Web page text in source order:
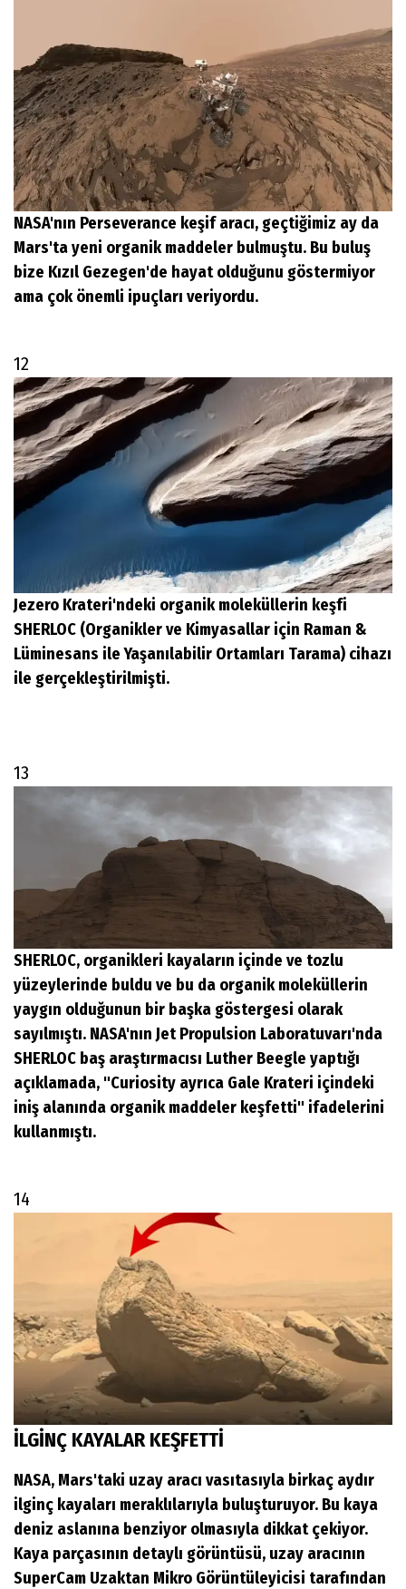
NASA'nın Perseverance keşif aracı, geçtiğimiz ay da
Mars'ta yeni organik maddeler bulmuştu. Bu buluş
bize Kızıl Gezegen'de hayat olduğunu göstermiyor
ama çok önemli ipuçları veriyordu.
12
Jezero Krateri'ndeki organik moleküllerin keşfi
SHERLOC (Organikler ve Kimyasallar için Raman &
Lüminesans ile Yaşanılabilir Ortamları Tarama) cihazı
ile gerçekleştirilmişti.
13
SHERLOC, organikleri kayaların içinde ve tozlu
yüzeylerinde buldu ve bu da organik moleküllerin
yaygın olduğunun bir başka göstergesi olarak
sayılmıştı. NASA'nın Jet Propulsion Laboratuvarı'nda
SHERLOC baş araştırmacısı Luther Beegle yaptığı
açıklamada, "Curiosity ayrıca Gale Krateri içindeki
iniş alanında organik maddeler keşfetti" ifadelerini
kullanmıştı.
14
İLGİNÇ KAYALAR KEŞFETTİ
NASA, Mars'taki uzay aracı vasıtasıyla birkaç aydır
ilginç kayaları meraklılarıyla buluşturuyor. Bu kaya
deniz aslanına benziyor olmasıyla dikkat çekiyor.
Kaya parçasının detaylı görüntüsü, uzay aracının
SuperCam Uzaktan Mikro Görüntüleyicisi tarafından